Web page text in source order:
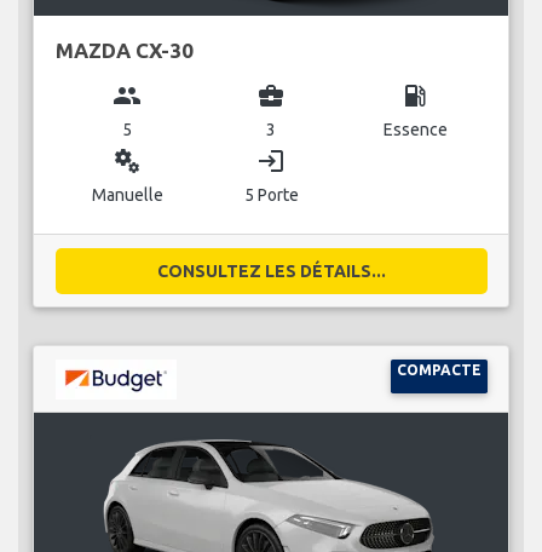
MAZDA CX-30
group
5
business_center
3
local_gas_station
Essence
miscellaneous_services
Manuelle
login
5 Porte
CONSULTEZ LES DÉTAILS...
COMPACTE